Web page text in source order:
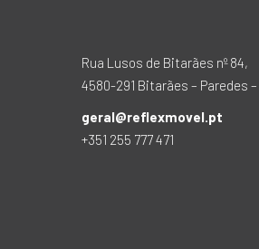
Rua Lusos de Bitarães nº 84,
4580-291 Bitarães – Paredes
geral@reflexmovel.pt
+351 255 777 471